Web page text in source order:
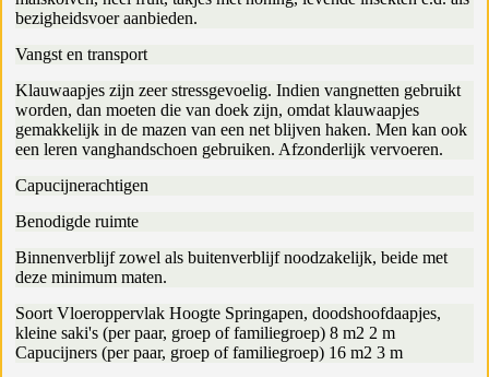
bezigheidsvoer aanbieden.
Vangst en transport
Klauwaapjes zijn zeer stressgevoelig. Indien vangnetten gebruikt
worden, dan moeten die van doek zijn, omdat klauwaapjes
gemakkelijk in de mazen van een net blijven haken. Men kan ook
een leren vanghandschoen gebruiken. Afzonderlijk vervoeren.
Capucijnerachtigen
Benodigde ruimte
Binnenverblijf zowel als buitenverblijf noodzakelijk, beide met
deze minimum maten.
Soort Vloeroppervlak Hoogte Springapen, doodshoofdaapjes,
kleine saki's (per paar, groep of familiegroep) 8 m2 2 m
Capucijners (per paar, groep of familiegroep) 16 m2 3 m